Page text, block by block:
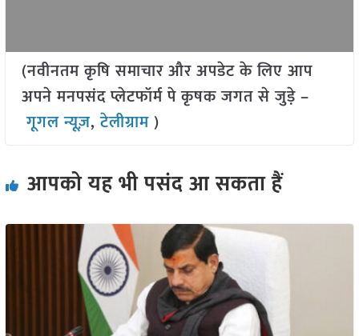
(नवीनतम कृषि समाचार और अपडेट के लिए आप
अपने मनपसंद प्लेटफॉर्म पे कृषक जगत से जुड़े –
गूगल न्यूज़,टेलीग्राम )
आपको यह भी पसंद आ सकता हैं